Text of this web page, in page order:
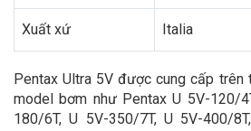
Xuất xứ Italia
Pentax Ultra 5V được cung cấp
model bơm như Pentax U 5V-120/
180/6T, U 5V-350/7T, U 5V-400/